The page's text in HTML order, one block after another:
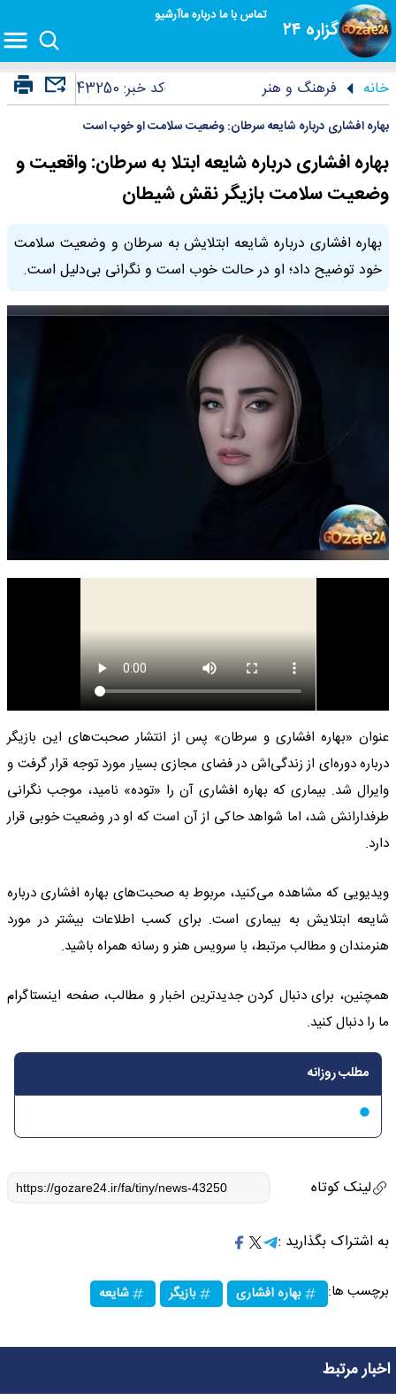
گزاره ۲۴
تماس با مادرباره ماآرشیو
خانه فرهنگ و هنر کد خبر: 43250
بهاره افشاری درباره شایعه سرطان: وضعیت سلامت او خوب است
بهاره افشاری درباره شایعه ابتلا به سرطان: واقعیت و
وضعیت سلامت بازیگر نقش شیطان
بهاره افشاری درباره شایعه ابتلایش به سرطان و وضعیت سلامت
خود توضیح داد؛ او در حالت خوب است و نگرانی بی‌دلیل است.
عنوان «بهاره افشاری و سرطان» پس از انتشار صحبت‌های این بازیگر
درباره دوره‌ای از زندگی‌اش در فضای مجازی بسیار مورد توجه قرار گرفت و
وایرال شد. بیماری که بهاره افشاری آن را «توده» نامید، موجب نگرانی
طرفدارانش شد، اما شواهد حاکی از آن است که او در وضعیت خوبی قرار
دارد.
ویدیویی که مشاهده می‌کنید، مربوط به صحبت‌های بهاره افشاری درباره
شایعه ابتلایش به بیماری است. برای کسب اطلاعات بیشتر در مورد
هنرمندان و مطالب مرتبط، با سرویس هنر و رسانه همراه باشید.
همچنین، برای دنبال کردن جدیدترین اخبار و مطالب، صفحه اینستاگرام
ما را دنبال کنید.
مطلب روزانه
لینک کوتاه
به اشتراک بگذارید :
برچسب ها: بهاره افشاری بازیگر شایعه
اخبار مرتبط